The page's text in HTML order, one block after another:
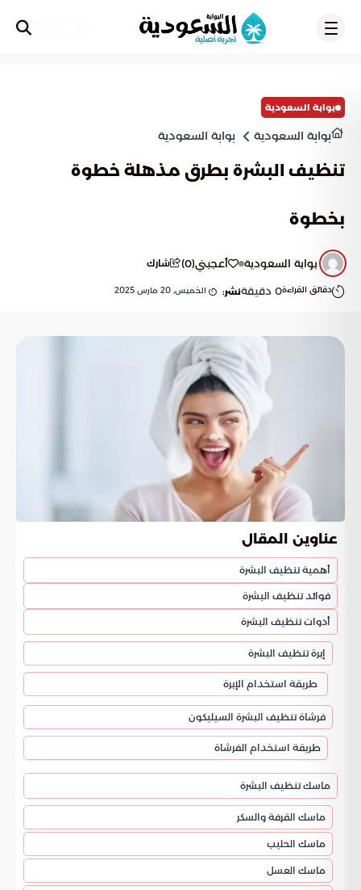
بوابة السعودية
بوابة السعودية بوابة السعودية
تنظيف البشرة بطرق مذهلة خطوة
بخطوة
بوابة السعودية أعجبني(
0
) شارك
دقائق القراءة0 دقيقةنشر: الخميس, 20 مارس 2025
عناوين المقال
أهمية تنظيف البشرة
فوائد تنظيف البشرة
أدوات تنظيف البشرة
إبرة تنظيف البشرة
طريقة استخدام الإبرة
فرشاة تنظيف البشرة السيليكون
طريقة استخدام الفرشاة
ماسك تنظيف البشرة
ماسك القرفة والسكر
ماسك الحليب
ماسك العسل